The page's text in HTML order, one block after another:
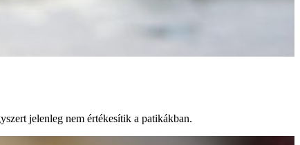
jelenleg nem értékesítik a patikákban.